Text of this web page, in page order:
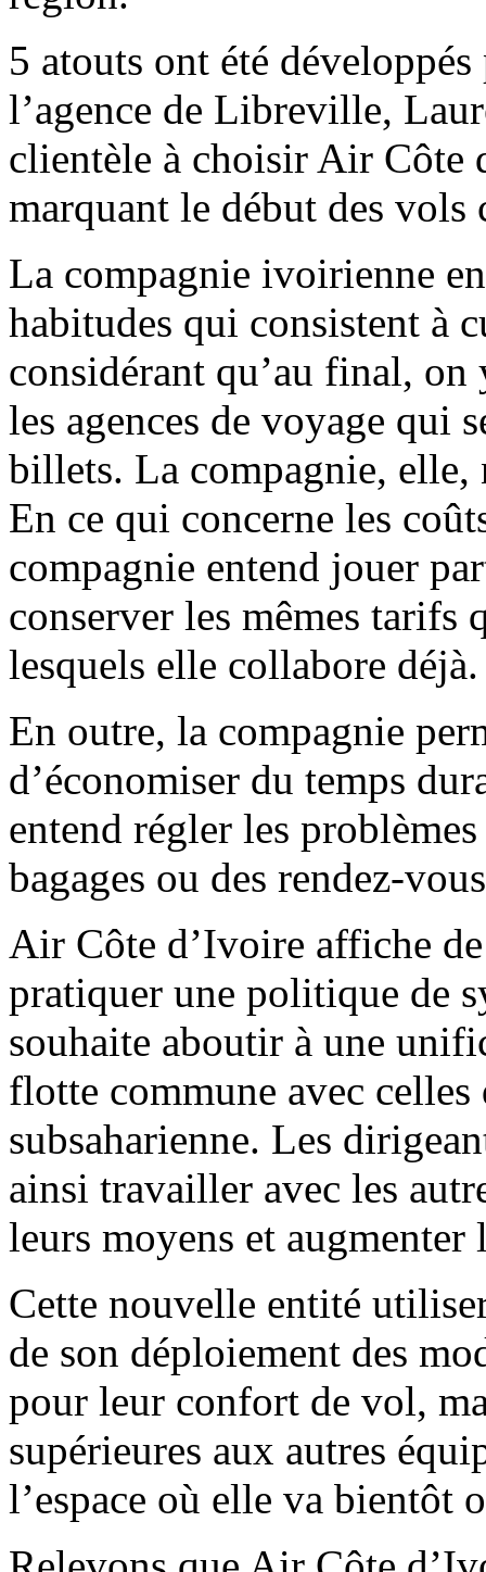
5 atouts ont été
l’agence de Libreville,
clientèle à choisir Air Côte
marquant le début des vols
La compagnie ivoirienne
habitudes qui consistent à
considérant qu’au final,
les agences de voyage qui
billets. La compagnie, elle,
En ce qui concerne les
compagnie entend jouer
conserver les mêmes tarifs
lesquels elle collabore déjà.
En outre, la compagnie
d’économiser du temps
entend régler les
bagages ou des rendez-
Air Côte d’Ivoire affiche
pratiquer une politique de
souhaite aboutir à une
flotte commune avec
subsaharienne. Les
ainsi travailler avec les
leurs moyens et
Cette nouvelle entité
de son déploiement des
pour leur confort de vol,
supérieures aux autres
l’espace où elle va bientôt